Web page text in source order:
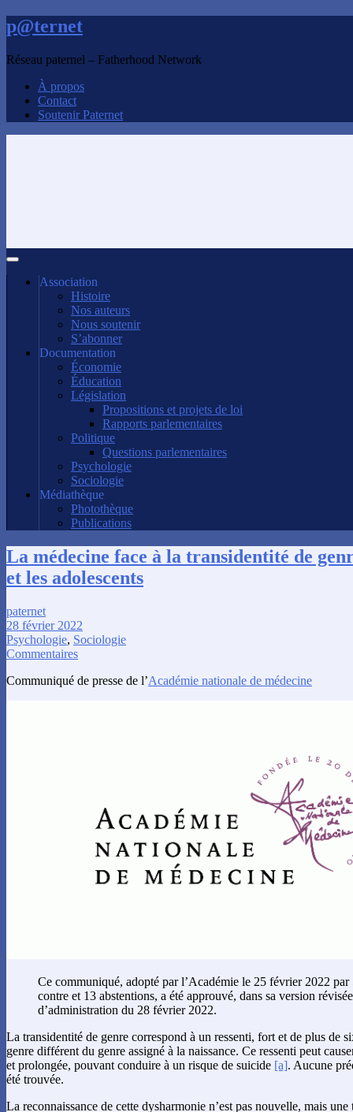
p@ternet
Réseau paternel – Fatherhood Network
À propos
Contact
Soutenir Paternet
Association
Histoire
Nos auteurs
Nous soutenir
S’abonner
Documentation
Économie
Éducation
Législation
Propositions et projets de loi
Rapports parlementaires
Politique
Questions parlementaires
Psychologie
Sociologie
Médiathèque
Photothèque
Publications
La médecine face à la transidentité de
et les adolescents
paternet
28 février 2022
Psychologie, Sociologie
Commentaires
Communiqué de presse de l’Académie nationale de médecine
Ce communiqué, adopté par l’Académie le 25 février 2022
contre et 13 abstentions, a été approuvé, dans sa version
d’administration du 28 février 2022.
La transidentité de genre correspond à un ressenti, fort et de plus de
genre différent du genre assigné à la naissance. Ce ressenti peut
et prolongée, pouvant conduire à un risque de suicide [a]. Aucune
été trouvée.
La reconnaissance de cette dysharmonie n’est pas nouvelle, mais